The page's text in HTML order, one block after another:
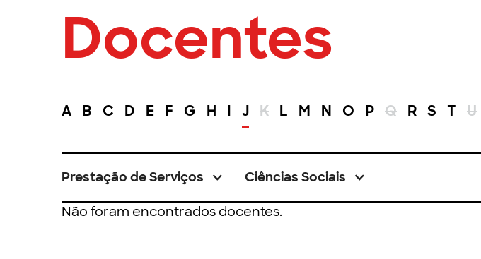
Docentes
A B C D E F G H I J K L M N O P Q R S T U
Prestação de Serviços Ciências Sociais
Não foram encontrados docentes.